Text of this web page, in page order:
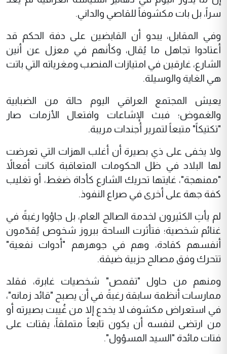
سراً، بل بات مكشوفاً للقاصي والداني.
وفي المقابل، يبدو أن القابضين على دفة الحكم قد
أعتادوا تجاهل ما يُقال، وكأنهم في معزل عن أنين
الشارع، غارقين في امتيازات المنصب ومغرياته التي باتت
هي الغاية والوسيلة.
يعيش المجتمع العراقي اليوم حالة من الضبابية
والغموض؛ فبث الإشاعات وافتعال الأزمات صار
"تكتيكاً" متبعاً لتمرير أجندات مريبة.
ولا يخفى على ذي بصيرة أن أغلب الهزات التي تعرضت
لها البلاد في ظل الحكومات المتعاقبة كانت أفعالاً
"ممنهجة"، غايتها تحريك الشارع كأداة ضغط، أو تغليب
كفة جهة على أخرى في صراع النفوذ.
لم يأتِ الكثيرون لخدمة الصالح العام، بل جاؤوا رغبةً في
غنائم شخصية؛ فتأثرت الساحة ببروز شخوص يُقدّمون
أنفسهم كقادة، وهم في جوهرهم "أدوات نفعية"
تتحرك وفق مصالح حزبية ضيقة.
ومنهم من حاول "تقمص" شخصيات غابرة، فقلد
ممارسات أنظمة سابقة رغبةً في أن يصبح "قائد زمانه"،
في استعراض مكشوف لا يخدع إلا من غُيبت بصيرته أو
من ارتضى لنفسه أن يكون تابعاً متملقاً، يقتات على
فتات مائدة "السيد المسؤول".